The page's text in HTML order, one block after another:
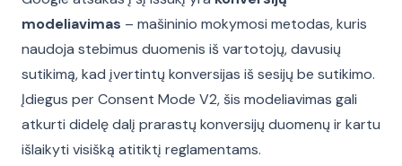
modeliavimas – mašininio mokymosi metodas, kuris
naudoja stebimus duomenis iš vartotojų, davusių
sutikimą, kad įvertintų konversijas iš sesijų be sutikimo.
Įdiegus per Consent Mode V2, šis modeliavimas gali
atkurti didelę dalį prarastų konversijų duomenų ir kartu
išlaikyti visišką atitiktį reglamentams.